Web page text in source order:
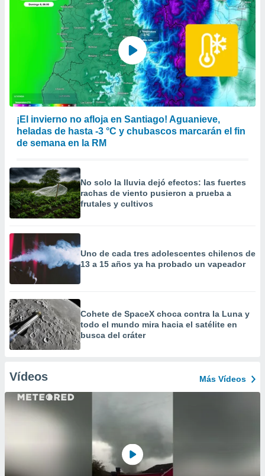
¡El invierno no afloja en Santiago! Aguanieve,
heladas de hasta -3 °C y chubascos marcarán el fin
de semana en la RM
No solo la lluvia dejó efectos: las fuertes
rachas de viento pusieron a prueba a
frutales y cultivos
Uno de cada tres adolescentes chilenos de
13 a 15 años ya ha probado un vapeador
Cohete de SpaceX choca contra la Luna y
todo el mundo mira hacia el satélite en
busca del cráter
Vídeos Más Vídeos